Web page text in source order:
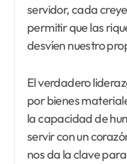
servidor, cada
permitir que las
desvíen nuestro
El verdadero
por bienes
la capacidad de
servir con un
nos da la clave